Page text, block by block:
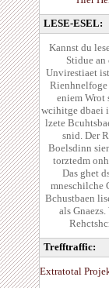
LESE-ESEL:
Kannst du
Stidue an
Unvirestiaet
eniem Wrot
wcihitge dbaei
lzete
snid. Der
Boelsdinn
torztedm
Das ghet
mneschilche
Bchustbaen
als
Trefftraffic:
Extratotal